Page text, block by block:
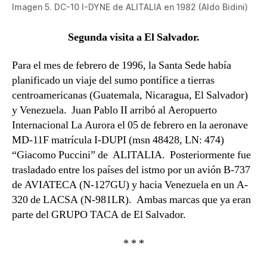
Imagen 5. DC-10 I-DYNE de ALITALIA en 1982 (Aldo Bidini)
Segunda visita a El Salvador.
Para el mes de febrero de 1996, la Santa Sede había
planificado un viaje del sumo pontífice a tierras
centroamericanas (Guatemala, Nicaragua, El Salvador)
y Venezuela. Juan Pablo II arribó al Aeropuerto
Internacional La Aurora el 05 de febrero en la aeronave
MD-11F matrícula I-DUPI (msn 48428, LN: 474)
“Giacomo Puccini” de ALITALIA. Posteriormente fue
trasladado entre los países del istmo por un avión B-737
de AVIATECA (N-127GU) y hacia Venezuela en un A-
320 de LACSA (N-981LR). Ambas marcas que ya eran
parte del GRUPO TACA de El Salvador.
* * *